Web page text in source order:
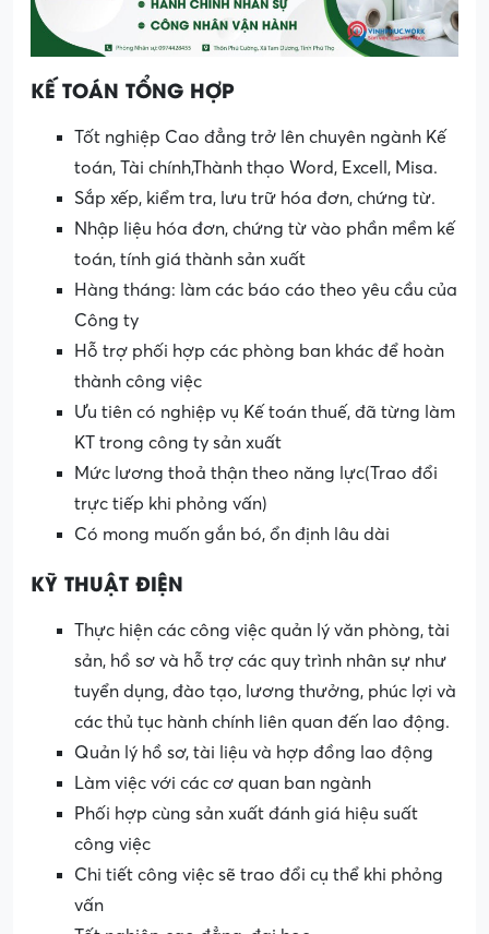
KẾ TOÁN TỔNG HỢP
Tốt nghiệp Cao đẳng trở lên chuyên ngành Kế
toán, Tài chính,Thành thạo Word, Excell, Misa.
Sắp xếp, kiểm tra, lưu trữ hóa đơn, chứng từ.
Nhập liệu hóa đơn, chứng từ vào phần mềm kế
toán, tính giá thành sản xuất
Hàng tháng: làm các báo cáo theo yêu cầu của
Công ty
Hỗ trợ phối hợp các phòng ban khác để hoàn
thành công việc
Ưu tiên có nghiệp vụ Kế toán thuế, đã từng làm
KT trong công ty sản xuất
Mức lương thoả thận theo năng lực(Trao đổi
trực tiếp khi phỏng vấn)
Có mong muốn gắn bó, ổn định lâu dài
KỸ THUẬT ĐIỆN
Thực hiện các công việc quản lý văn phòng, tài
sản, hồ sơ và hỗ trợ các quy trình nhân sự như
tuyển dụng, đào tạo, lương thưởng, phúc lợi và
các thủ tục hành chính liên quan đến lao động.
Quản lý hồ sơ, tài liệu và hợp đồng lao động
Làm việc với các cơ quan ban ngành
Phối hợp cùng sản xuất đánh giá hiệu suất
công việc
Chi tiết công việc sẽ trao đổi cụ thể khi phỏng
vấn